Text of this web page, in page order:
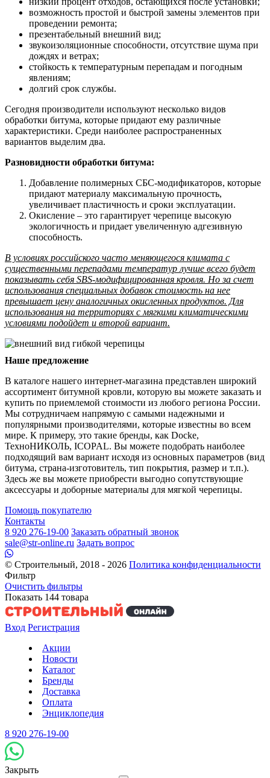
возможность простой и быстрой замены элементов при
проведении ремонта;
презентабельный внешний вид;
звукоизоляционные способности, отсутствие шума при
дождях и ветрах;
стойкость к температурным перепадам и погодным
явлениям;
долгий срок службы.
Сегодня производители используют несколько видов
обработки битума, которые придают ему различные
характеристики. Среди наиболее распространенных
вариантов выделим два.
Разновидности обработки битума:
Добавление полимерных СБС-модификаторов, которые
придают материалу максимальную прочность,
увеличивает пластичность и сроки эксплуатации.
Окисление – это гарантирует черепице высокую
экологичность и придает увеличенную адгезивную
способность.
В условиях российского часто меняющегося климата с
существенными перепадами температур лучше всего будет
показывать себя SBS-модифицированная кровля. Но за счет
использования специальных добавок стоимость на нее
превышает цену аналогичных окисленных продуктов. Для
использования на территориях с мягкими климатическими
условиями подойдет и второй вариант.
Наше предложение
В каталоге нашего интернет-магазина представлен широкий
ассортимент битумной кровли, которую вы можете заказать и
купить по приемлемой стоимости из любого региона России.
Мы сотрудничаем напрямую с самыми надежными и
популярными производителями, которые известны во всем
мире. К примеру, это такие бренды, как Docke,
ТехноНИКОЛЬ, ICOPAL. Вы можете подобрать наиболее
подходящий вам вариант исходя из основных параметров (вид
битума, страна-изготовитель, тип покрытия, размер и т.п.).
Здесь же вы можете приобрести выгодно сопутствующие
аксессуары и доборные материалы для мягкой черепицы.
Помощь покупателю
Контакты
8 920 276-19-00 Заказать обратный звонок
sale@str-online.ru Задать вопрос
© Строительный, 2018 - 2026 Политика конфиденциальности
Фильтр
Очистить фильтры
Показать 144 товара
Вход Регистрация
Акции
Новости
Каталог
Бренды
Доставка
Оплата
Энциклопедия
8 920 276-19-00
Закрыть